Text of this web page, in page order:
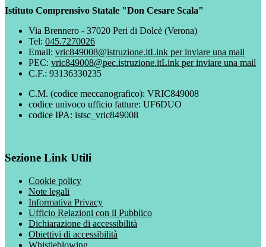
Istituto Comprensivo Statale "Don Cesare Scala"
Via Brennero - 37020 Peri di Dolcè (Verona)
Tel: 045.7270026
Email: vric849008@istruzione.itLink per inviare una mail
PEC: vric849008@pec.istruzione.itLink per inviare una mail
C.F.: 93136330235
C.M. (codice meccanografico): VRIC849008
codice univoco ufficio fatture: UF6DUO
codice IPA: istsc_vric849008
Sezione Link Utili
Cookie policy
Note legali
Informativa Privacy
Ufficio Relazioni con il Pubblico
Dichiarazione di accessibilità
Obiettivi di accessibilità
Whistleblowing